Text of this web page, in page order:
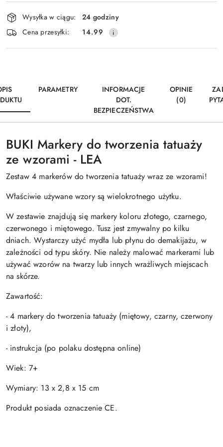
Wyślij
Dostępność
i
dostawa
Wysyłka w ciągu:
24 godziny
Cena przesyłki:
14.99
PARAMETRY
INFORMACJE
DOT.
BEZPIECZEŃSTWA
OPINIE
(0)
BUKI Markery do tworzenia tatuaży
ze wzorami - LEA
Zestaw 4 markerów do tworzenia tatuaży wraz ze wzorami!
Właściwie używane wzory są wielokrotnego użytku.
W zestawie znajdują się markery koloru złotego, czarnego,
czerwonego i miętowego. Tusz jest zmywalny po kilku
dniach. Wystarczy użyć mydła lub płynu do demakijażu, w
zależności od typu skóry. Nie należy malować markerami lub
używać wzorów na twarzy lub innych wrażliwych miejscach
na skórze.
Zawartość:
- 4 markery do tworzenia tatuaży (miętowy, czarny, czerwony
i złoty),
- instrukcja (po polaku dostępna online)
Wiek: 7+
Wymiary: 13 x 2,8 x 15 cm
Produkt posiada oznaczenie CE.